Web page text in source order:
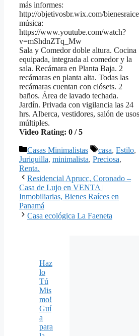
más informes:
http://objetivosbr.wix.com/
música:
https://www.youtube.com/watch?
v=mShdnZTq_Mw
Sala y Comedor doble altura. Cocina
equipada, integrada al comedor y la
sala. Recámara en Planta Baja. 2
recámaras en planta alta. Todas las
recámaras cuentan con clósets. 2
baños. Área de lavado techada.
Jardín. Privada con vigilancia las 24
hrs. Alberca, vestidores, salón de usos
múltiples.
Video Rating: 0 / 5
Categorías
Casas Minimalistas Etiquetas
casa, Estilo,
Juriquilla, minimalista, Preciosa,
Renta.
Residencial Aprucc, Coronado –
Casa de Lujo en VENTA |
Inmobiliarias, Bienes Raíces en
Panamá
Casa ecológica La Faeneta
Haz
lo
Tú
Mis
mo!
Guí
a
para